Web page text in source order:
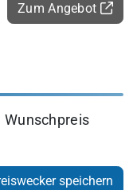
Zum Angebot
Wunschpreis
speichern